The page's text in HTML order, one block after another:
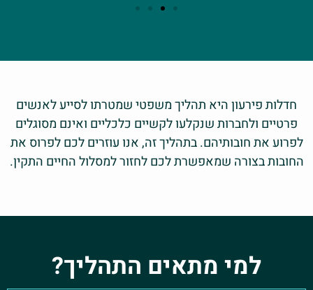
חדלות פירעון היא תהליך משפטי שמטרתו לסייע לאנשים
פרטיים ולחברות שנקלעו לקשיים כלכליים ואינם מסוגלים
לפרוע את חובותיהם. בתהליך זה, אנו עוזרים לכם לפרוס את
החובות בצורה שמאפשרת לכם לחזור למסלול החיים התקין.
למי מתאים התהליך?